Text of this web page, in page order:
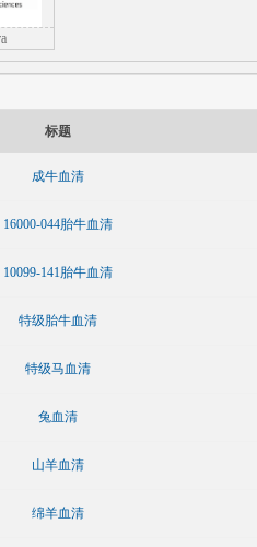
标题
成牛血清
16000-044胎牛血清
10099-141胎牛血清
特级胎牛血清
特级马血清
兔血清
山羊血清
绵羊血清